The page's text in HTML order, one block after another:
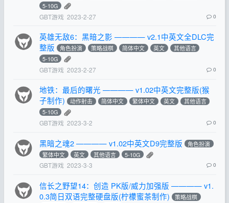
5-10G
GBT游戏 2023-2-27 0
英雄无敌6：黑暗之影 ———— v2.1中英文全DLC完
整版
角色扮演 策略战棋 简体中文 英文
其他语言
5-10G
GBT游戏 2023-2-27 0
地铁：最后的曙光 ———— v1.02中英文完整版(猴
子制作)
动作射击 简体中文 繁体中文 英文
其他语言
5-10G
GBT游戏 2023-3-2 0
黑暗之魂2 ———— v1.02中英文D9完整版
角色扮演
繁体中文
英文 其他语言 5-10G
GBT游戏 2023-3-3 0
信长之野望14：创造 PK版/威力加强版 ———— v1.
0.3简日双语完整硬盘版(柠檬蜜茶制作)
策略战棋